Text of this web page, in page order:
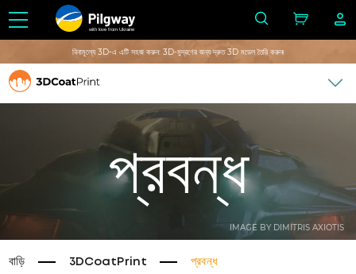
with love from Ukraine
বিনামূল্যে 3D-এ এটি সহজ করুন: 3D-মুদ্রণের জন্য দ্রুত 3D মডেল তৈরি করুন৷
IMAGE BY DIMITRIS AXIOTIS
প্রবন্ধ
বাড়ি 3DCoatPrint প্রবন্ধ